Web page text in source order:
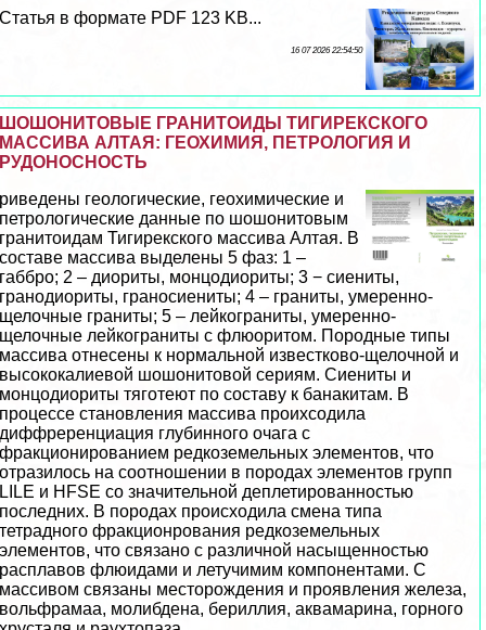
Статья в формате PDF 123 KB...
16 07 2026 22:54:50
ШОШОНИТОВЫЕ ГРАНИТОИДЫ ТИГИРЕКСКОГО
МАССИВА АЛТАЯ: ГЕОХИМИЯ, ПЕТРОЛОГИЯ И
РУДОНОСНОСТЬ
риведены геологические, геохимические и
петрологические данные по шошонитовым
гранитоидам Тигирекского массива Алтая. В
составе массива выделены 5 фаз: 1 –
габбро; 2 – диориты, монцодиориты; 3 − сиениты,
гранодиориты, граносиениты; 4 – граниты, умеренно-
щелочные граниты; 5 – лейкограниты, умеренно-
щелочные лейкограниты с флюоритом. Породные типы
массива отнесены к нормальной известково-щелочной и
высококалиевой шошонитовой сериям. Сиениты и
монцодиориты тяготеют по составу к банакитам. В
процессе становления массива проихсодила
диффреренциация глубинного очага с
фpaкционированием редкоземельных элементов, что
отразилось на соотношении в породах элементов групп
LILE и HFSE со значительной деплетированностью
последних. В породах происходила смена типа
тетрадного фpaкционрования редкоземельных
элементов, что связано с различной насыщенностью
расплавов флюидами и летучимим компонентами. С
массивом связаны месторождения и проявления железа,
вольфрамаа, молибдена, бериллия, аквамарина, горного